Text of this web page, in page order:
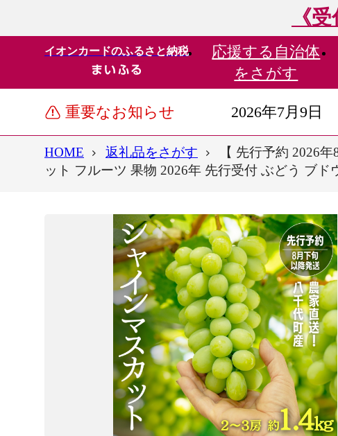
《
イオンカードのふるさと納税 応援する 自治体
をさがす
重要なお知らせ 2026年7月9日
HOME 返礼品をさがす
【 先行予約 2026
ット フルーツ 果物 2026年 先行受付 ぶどう ブ